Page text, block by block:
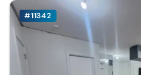
#11342